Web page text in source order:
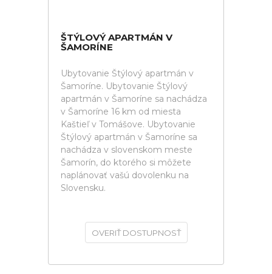
ŠTÝLOVÝ APARTMÁN V
ŠAMORÍNE
Ubytovanie Štýlový apartmán v
Šamoríne. Ubytovanie Štýlový
apartmán v Šamoríne sa nachádza
v Šamoríne 16 km od miesta
Kaštieľ v Tomášove. Ubytovanie
Štýlový apartmán v Šamoríne sa
nachádza v slovenskom meste
Šamorín, do ktorého si môžete
naplánovať vašú dovolenku na
Slovensku.
OVERIŤ DOSTUPNOSŤ